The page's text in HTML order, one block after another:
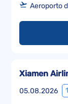
Aeroporto
05.08.2026
Xiamen